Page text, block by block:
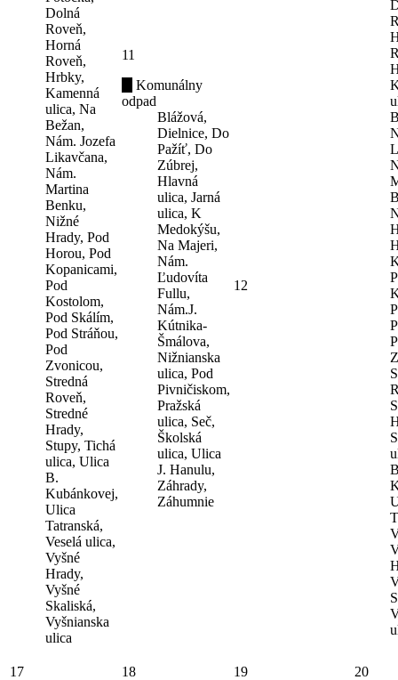
Dolná
Roveň,
Horná
Roveň,
Hrbky,
Kamenná
ulica, Na
Bežan,
Nám. Jozefa
Likavčana,
Nám.
Martina
Benku,
Nižné
Hrady, Pod
Horou, Pod
Kopanicami,
Pod
Kostolom,
Pod Skálím,
Pod Stráňou,
Pod
Zvonicou,
Stredná
Roveň,
Stredné
Hrady,
Stupy, Tichá
ulica, Ulica
B.
Kubánkovej,
Ulica
Tatranská,
Veselá ulica,
Vyšné
Hrady,
Vyšné
Skaliská,
Vyšnianska
ulica
11
Komunálny
odpad
Blážová,
Dielnice, Do
Pažíť, Do
Zúbrej,
Hlavná
ulica, Jarná
ulica, K
Medokýšu,
Na Majeri,
Nám.
Ľudovíta
Fullu,
Nám.J.
Kútnika-
Šmálova,
Nižnianska
ulica, Pod
Pivničiskom,
Pražská
ulica, Seč,
Školská
ulica, Ulica
J. Hanulu,
Záhrady,
Záhumnie
12
17 18 19 20